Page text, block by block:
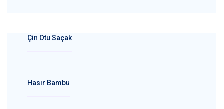
Çin Otu Saçak
Hasır Bambu